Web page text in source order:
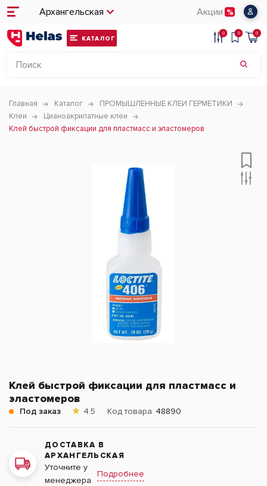
Архангельская Акции
КАТАЛОГ
0 0 0
Главная Каталог
ПРОМЫШЛЕННЫЕ КЛЕИ ГЕРМЕТИКИ
Клеи
Цианоакрилатные клеи
Клей быстрой фиксации для пластмасс и эластомеров
Клей быстрой фиксации для пластмасс и
эластомеров
Под заказ 4.5 Код товара 48890
ДОСТАВКА В
АРХАНГЕЛЬСКАЯ
Уточните у
менеджера
Подробнее